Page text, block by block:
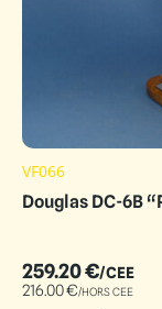
VF066
Douglas DC-6B
259.20€/CEE
216.00€/HORS CEE